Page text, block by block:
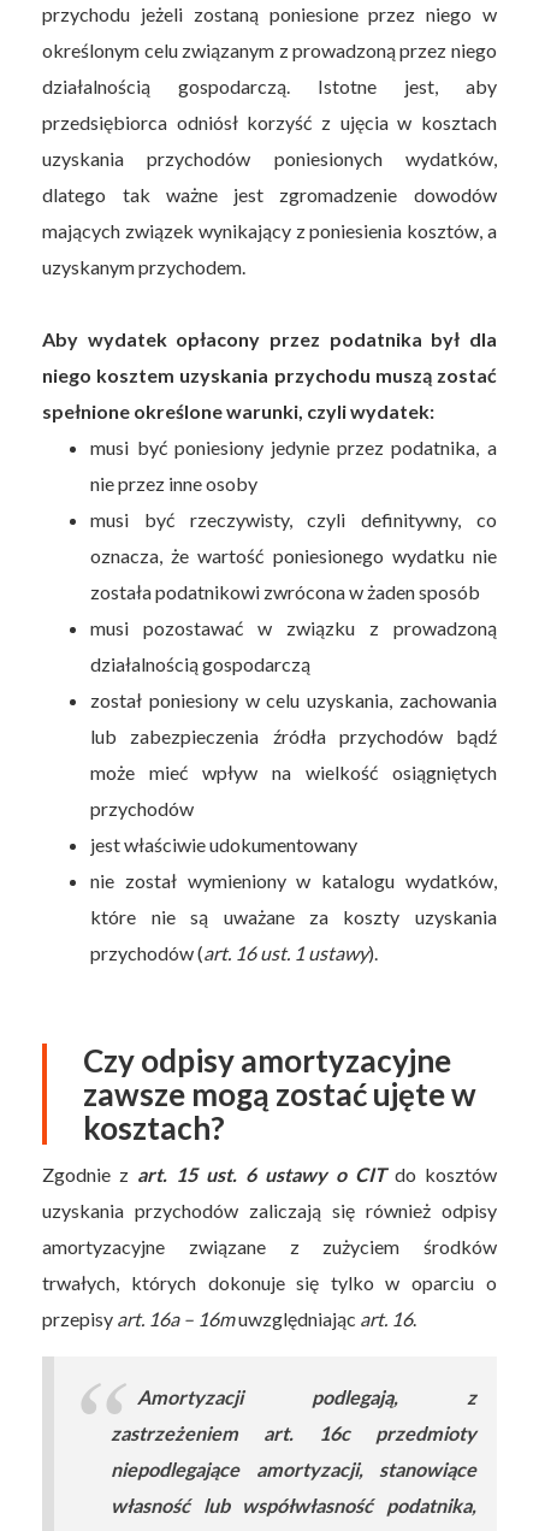
przychodu jeżeli zostaną poniesione przez niego w
określonym celu związanym z prowadzoną przez niego
działalnością gospodarczą. Istotne jest, aby
przedsiębiorca odniósł korzyść z ujęcia w kosztach
uzyskania przychodów poniesionych wydatków,
dlatego tak ważne jest zgromadzenie dowodów
mających związek wynikający z poniesienia kosztów, a
uzyskanym przychodem.
Aby wydatek opłacony przez podatnika był dla
niego kosztem uzyskania przychodu muszą zostać
spełnione określone warunki, czyli wydatek:
musi być poniesiony jedynie przez podatnika, a
nie przez inne osoby
musi być rzeczywisty, czyli definitywny, co
oznacza, że wartość poniesionego wydatku nie
została podatnikowi zwrócona w żaden sposób
musi pozostawać w związku z prowadzoną
działalnością gospodarczą
został poniesiony w celu uzyskania, zachowania
lub zabezpieczenia źródła przychodów bądź
może mieć wpływ na wielkość osiągniętych
przychodów
jest właściwie udokumentowany
nie został wymieniony w katalogu wydatków,
które nie są uważane za koszty uzyskania
przychodów (art. 16 ust. 1 ustawy).
Czy odpisy amortyzacyjne
zawsze mogą zostać ujęte w
kosztach?
Zgodnie z art. 15 ust. 6 ustawy o CIT do kosztów
uzyskania przychodów zaliczają się również odpisy
amortyzacyjne związane z zużyciem środków
trwałych, których dokonuje się tylko w oparciu o
przepisy art. 16a – 16muwzględniając art. 16.
Amortyzacji podlegają, z
zastrzeżeniem art. 16c przedmioty
niepodlegające amortyzacji, stanowiące
własność lub współwłasność podatnika,